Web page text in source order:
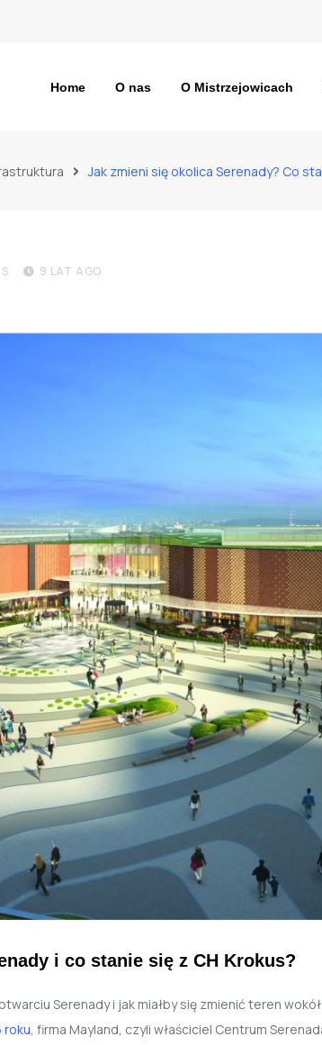
Home O nas O Mistrzejowicach
Jak zmieni się okolica Serenady? Co
9 LAT AGO
i co stanie się z CH Krokus?
Serenady i jak miałby się zmienić teren
roku, firma Mayland, czyli właściciel Centrum